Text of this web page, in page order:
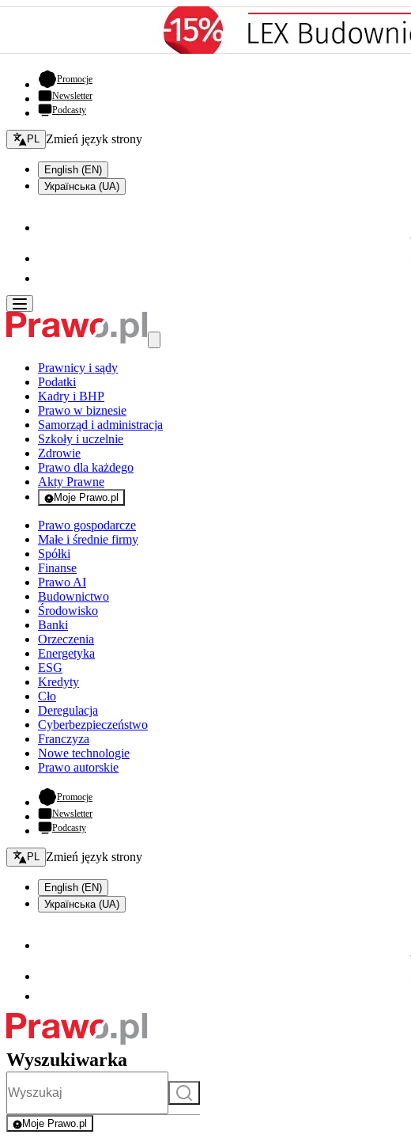
Promocje- otwiera się w nowej karcie
Newsletter
Podcasty
Zmień język - bieżący:
PL Zmień język strony
English (EN)
Українська (UA)
Prawnicy i sądy
Podatki
Kadry i BHP
Prawo w biznesie
Samorząd i administracja
Szkoły i uczelnie
Zdrowie
Prawo dla każdego
Akty Prawne
Moje Prawo.pl
- rejestracja i logowanie do serwisu
Prawo gospodarcze
Małe i średnie firmy
Spółki
Finanse
Prawo AI
Budownictwo
Środowisko
Banki
Orzeczenia
Energetyka
ESG
Kredyty
Cło
Deregulacja
Cyberbezpieczeństwo
Franczyza
Nowe technologie
Prawo autorskie
Promocje- otwiera się w nowej karcie
Newsletter
Podcasty
Zmień język - bieżący:
PL Zmień język strony
English (EN)
Українська (UA)
Wyszukiwarka
Szukaj
Moje Prawo.pl
- rejestracja i logowanie do serwisu